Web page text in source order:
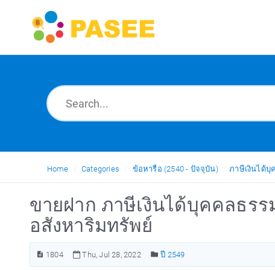
Home Categories ข้อหารือ (2540 - ปัจจุบัน) ภาษีเงินได้บุ
ขายฝาก ภาษีเงินได้บุคคลธร
อสังหาริมทรัพย์
1804 Thu, Jul 28, 2022 ปี 2549